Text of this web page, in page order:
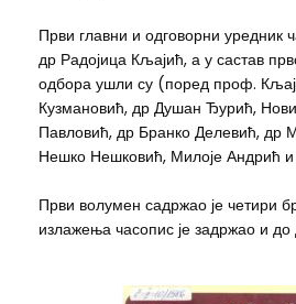
Први главни и одговорни уредник
др Радојица Кљајић, а у састав
одбора ушли су (поред проф.
Кузмановић, др Душан Ђурић,
Павловић, др Бранко Делевић, др
Нешко Нешковић, Милоје Андрић
Први волумен садржао је четири
излажења часопис је задржао и до